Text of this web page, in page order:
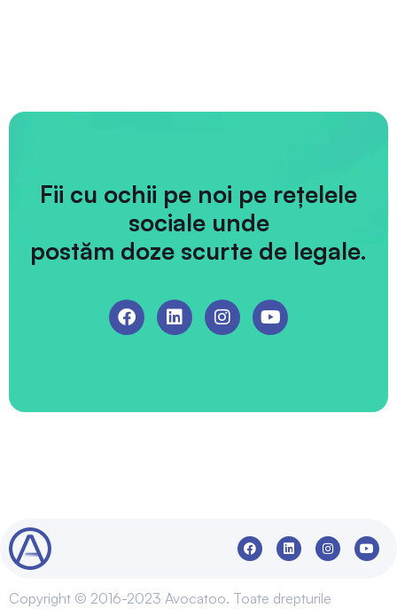
Fii cu ochii pe noi pe rețelele
sociale unde
postăm doze scurte de legale.
Copyright © 2016-2023 Avocatoo. Toate drepturile